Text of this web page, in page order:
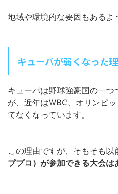
地域や環境的な要因もあるよ
キューバが弱くなった
キューバは野球強豪国の一つ
が、近年はWBC、オリンピ
てなくなっています。
この理由ですが、そもそも以
ププロ）が参加できる大会は